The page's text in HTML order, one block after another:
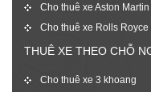
Cho thuê xe Aston Martin
Cho thuê xe Rolls Royce
THUÊ XE THEO CHỖ
Cho thuê xe 3 khoang